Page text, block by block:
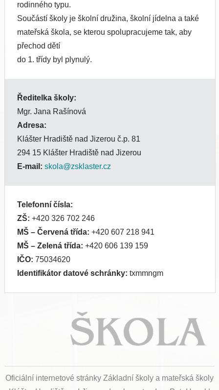
rodinného typu.
Součástí školy je školní družina, školní jídelna a také
mateřská škola, se kterou spolupracujeme tak, aby
přechod dětí
do 1. třídy byl plynulý.
Ředitelka školy:
Mgr. Jana Rašínová
Adresa:
Klášter Hradiště nad Jizerou č.p. 81
294 15 Klášter Hradiště nad Jizerou
E-mail: skola@zsklaster.cz
Telefonní čísla:
ZŠ: +420 326 702 246
MŠ – Červená třída: +420 607 218 941
MŠ – Zelená třída: +420 606 139 159
IČO: 75034620
Identifikátor datové schránky: txmmngm
Oficiální internetové stránky Základní školy a mateřská školy